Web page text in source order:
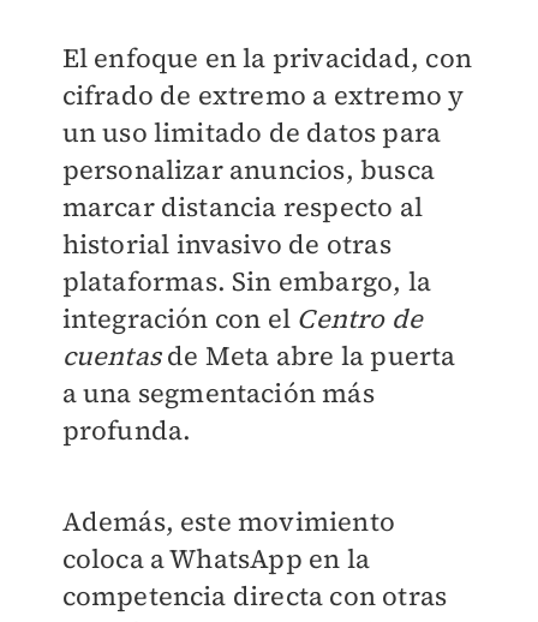
El enfoque en la privacidad, con
cifrado de extremo a extremo y
un uso limitado de datos para
personalizar anuncios, busca
marcar distancia respecto al
historial invasivo de otras
plataformas. Sin embargo, la
integración con el Centro de
cuentasde Meta abre la puerta
a una segmentación más
profunda.
Además, este movimiento
coloca a WhatsApp en la
competencia directa con otras